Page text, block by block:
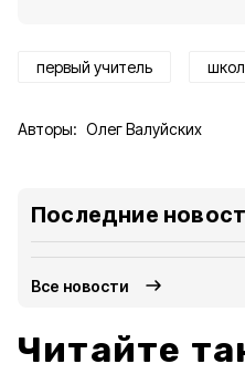
первый учитель
Авторы: Олег Валуйских
Последние
Все новости
Читайте